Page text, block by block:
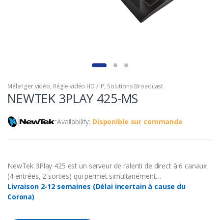
Mélanger vidéo, Régie vidéo HD / IP, Solutions Broadcast
NEWTEK 3PLAY 425-MS
Availability: Disponible sur commande
NewTek 3Play 425 est un serveur de ralenti de direct à 6 canaux
(4 entrées, 2 sorties) qui permet simultanément…
Livraison 2-12 semaines (Délai incertain à cause du
Corona)